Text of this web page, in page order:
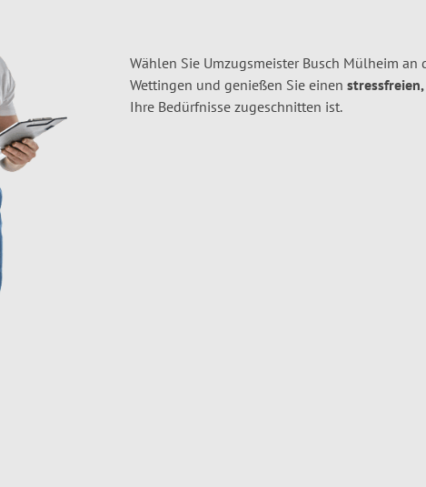
Wählen Sie Umzugsmeister Busch Mülheim
Wettingen und genießen Sie einen
Ihre Bedürfnisse zugeschnitten ist.